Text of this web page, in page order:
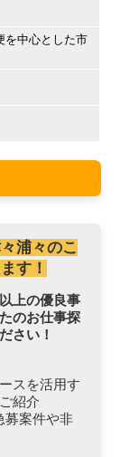
を中心とした市
浦々のこ
す！
上の優良事
のお仕事探
さい！
スを活用す
紹介
募案件や非